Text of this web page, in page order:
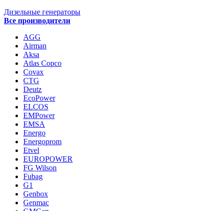
Дизельные генераторы
Все производители
AGG
Airman
Aksa
Atlas Copco
Covax
CTG
Deutz
EcoPower
ELCOS
EMPower
EMSA
Energo
Energoprom
Etvel
EUROPOWER
FG Wilson
Fubag
G1
Genbox
Genmac